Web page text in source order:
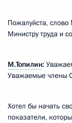
Пожалуйста, слово
Министру труда и
М.Топилин:
Уважаемые члены
Хотел бы начать
показатели,